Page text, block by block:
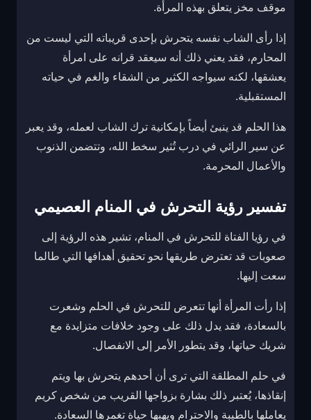
موقف مخز يتعلق بهذه المرأة.
إذا رأى الشاب نفسه يتحرش بإحدى قريباته التي ليست من
المحارم، فقد يعني ذلك أنه سيعقد قرانه على امرأة
يعشقها، لكنه سيواجه الكثير من الشقاء والغم في حياته
المستقبلية.
هذا الحلم قد ينبئ أيضاً بإمكانية ترك الشاب لعمله، وقد يعبر
عن سير الرائي في درب تُثير سخط الله، وتتضمن الذنوب
والأعمال المحرمة.
تفسير رؤية التحرش في المنام العصيمي
في رؤيا الفتاة للتحرش في المنام، تشير هذه الرؤية إلى
صعوبات قد تعترض طريقها نحو تحقيق أهدافها التي طالما
سعت إليها.
إذا رأت المرأة أنها تتعرض للتحرش في الحلم وشعرت
بالسعادة، فقد يدل ذلك على وجود خلافات متزايدة مع
شريك حياتها، وقد يتطور الأمر إلى الانفصال.
في حلم المطلقة التي ترى أن أحدهم يتحرش بها ويتم
إنقاذها، يُعتبر ذلك بشارة بزواجها القريب من شخص كريم
يعاملها بالطيبة والاحترام ويهبها حياة تغمرها السعادة.